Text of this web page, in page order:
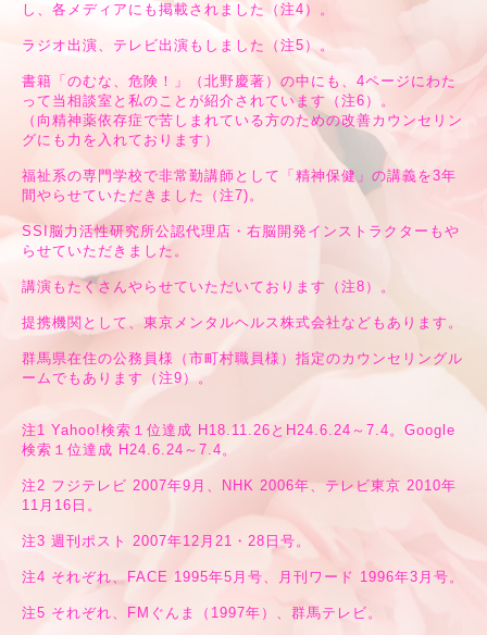
し、各メディアにも掲載されました（注4）。
ラジオ出演、テレビ出演もしました（注5）。
書籍「のむな、危険！」（北野慶著）の中にも、4ページにわた
って当相談室と私のことが紹介されています（注6）。
（向精神薬依存症で苦しまれている方のための改善カウンセリン
グにも力を入れております）
福祉系の専門学校で非常勤講師として「精神保健」の講義を3年
間やらせていただきました（注7)。
SSI脳力活性研究所公認代理店・右脳開発インストラクターもや
らせていただきました。
講演もたくさんやらせていただいております（注8）。
提携機関として、東京メンタルヘルス株式会社などもあります。
群馬県在住の公務員様（市町村職員様）指定のカウンセリングル
ームでもあります（注9）。
注1 Yahoo!検索１位達成 H18.11.26とH24.6.24～7.4。Google
検索１位達成 H24.6.24～7.4。
注2 フジテレビ 2007年9月、NHK 2006年、テレビ東京 2010年
11月16日。
注3 週刊ポスト 2007年12月21・28日号。
注4 それぞれ、FACE 1995年5月号、月刊ワード 1996年3月号。
注5 それぞれ、FMぐんま（1997年）、群馬テレビ。